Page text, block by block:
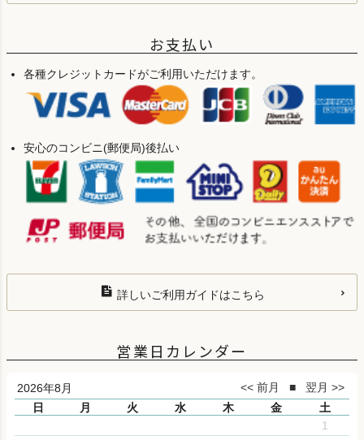
お支払い
各種クレジットカードがご利用いただけます。
安心のコンビニ(郵便局)後払い
詳しいご利用ガイドはこちら
営業日カレンダー
2026年8月
日
月 火 水 木 金
土
1